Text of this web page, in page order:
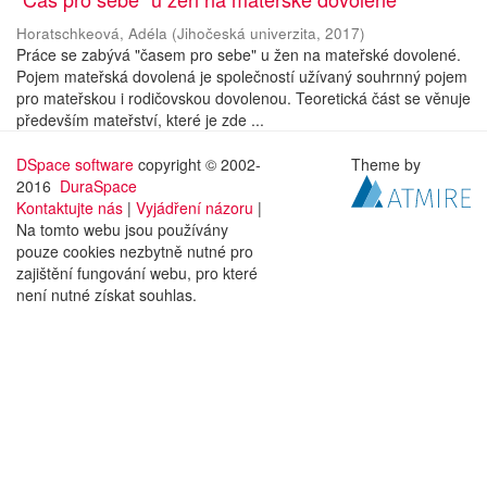
Horatschkeová, Adéla (Jihočeská univerzita, 2017)
Práce se zabývá "časem pro sebe" u žen na mateřské dovolené.
Pojem mateřská dovolená je společností užívaný souhrnný pojem
pro mateřskou i rodičovskou dovolenou. Teoretická část se věnuje
především mateřství, které je zde ...
DSpace software copyright © 2002-
2016 DuraSpace
Kontaktujte nás | Vyjádření názoru |
Na tomto webu jsou používány
pouze cookies nezbytně nutné pro
zajištění fungování webu, pro které
není nutné získat souhlas.
Theme by